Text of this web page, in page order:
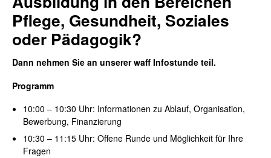
Pflege, Gesundheit, Soziales
oder Pädagogik?
Dann nehmen Sie an unsererwaff Infostunde teil.
Programm
10:00 – 10:30 Uhr: Informationen zu Ablauf, Organisation,
Bewerbung, Finanzierung
10:30 – 11:15Uhr: Offene Runde und Möglichkeit für Ihre
Fragen